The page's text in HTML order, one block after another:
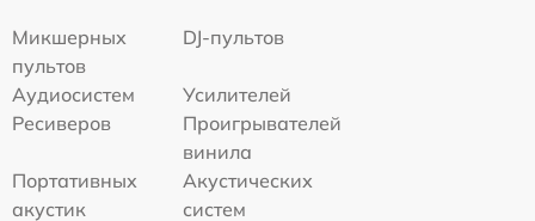
Микшерных
пультов
DJ-пультов
Аудиосистем
Усилителей
Ресиверов
Проигрывателей
винила
Портативных
акустик
Акустических
систем